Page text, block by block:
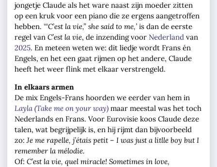
jongetje Claude als het ware naast zijn moeder zitten
op een kruk voor een piano die ze ergens aangetroffen
hebben. ‘“C’est la vie,” she said to me,’ is dan de eerste
regel van C’est la vie, de inzending voor Nederland van
2025. En meteen weten we: dit liedje wordt Frans én
Engels, en het een gaat rijmen op het andere, Claude
heeft het weer flink met elkaar verstrengeld.
In elkaars armen
De mix Engels-Frans hoorden we eerder van hem in
Layla (Take me on your way) maar meestal was het toch
Nederlands en Frans. Voor Eurovisie koos Claude deze
talen, wat begrijpelijk is, en hij rijmt dan bijvoorbeeld
zo:Je me rapelle, j’étais petit – I was just a litlle boy but I
remember la mélodie.
Of: C’est la vie, quel miracle! Sometimes in love,